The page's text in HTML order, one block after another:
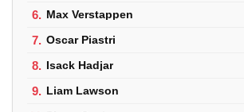
6. Max Verstappen
7. Oscar Piastri
8. Isack Hadjar
9. Liam Lawson